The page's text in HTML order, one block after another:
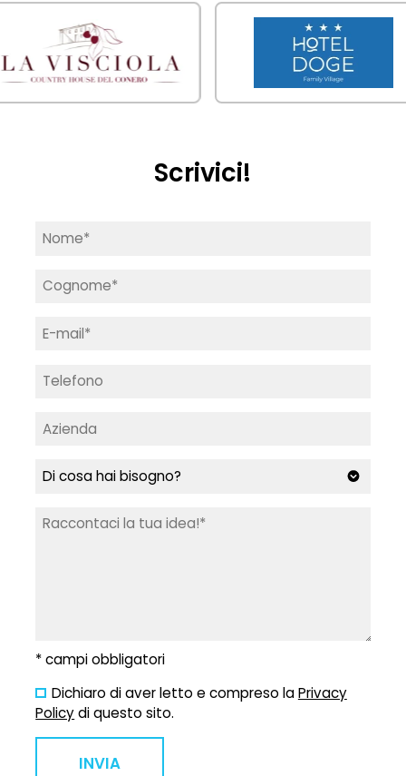
Scrivici!
* campi obbligatori
Dichiaro di aver letto e compreso laPrivacy
Policydi questo sito.
INVIA